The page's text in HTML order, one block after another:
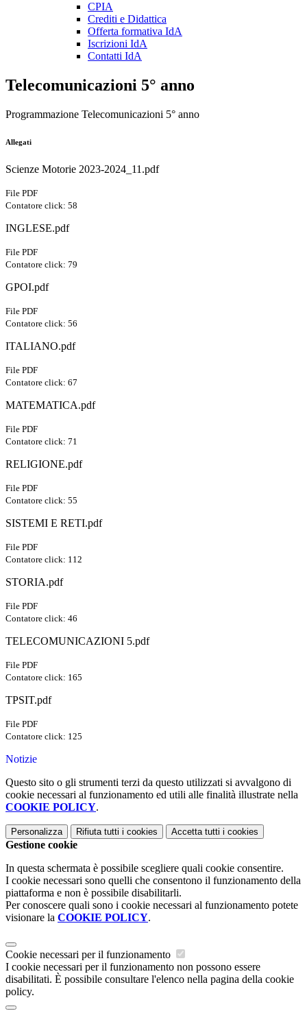
CPIA
Crediti e Didattica
Offerta formativa IdA
Iscrizioni IdA
Contatti IdA
Telecomunicazioni 5° anno
Programmazione Telecomunicazioni 5° anno
Allegati
Scienze Motorie 2023-2024_11.pdf
File PDF
Contatore click: 58
INGLESE.pdf
File PDF
Contatore click: 79
GPOI.pdf
File PDF
Contatore click: 56
ITALIANO.pdf
File PDF
Contatore click: 67
MATEMATICA.pdf
File PDF
Contatore click: 71
RELIGIONE.pdf
File PDF
Contatore click: 55
SISTEMI E RETI.pdf
File PDF
Contatore click: 112
STORIA.pdf
File PDF
Contatore click: 46
TELECOMUNICAZIONI 5.pdf
File PDF
Contatore click: 165
TPSIT.pdf
File PDF
Contatore click: 125
Notizie
Questo sito o gli strumenti terzi da questo utilizzati si avvalgono di
cookie necessari al funzionamento ed utili alle finalità illustrate nella
COOKIE POLICY.
Personalizza Rifiuta tutti i cookies Accetta tutti i cookies
Gestione cookie
In questa schermata è possibile scegliere quali cookie consentire.
I cookie necessari sono quelli che consentono il funzionamento della
piattaforma e non è possibile disabilitarli.
Per conoscere quali sono i cookie necessari al funzionamento potete
visionare la COOKIE POLICY.
Cookie necessari per il funzionamento
I cookie necessari per il funzionamento non possono essere
disabilitati. È possibile consultare l'elenco nella pagina della cookie
policy.